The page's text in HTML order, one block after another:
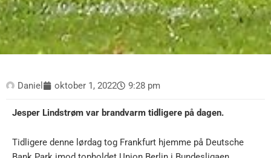
Daniel oktober 1, 2022 9:28 pm
Jesper Lindstrøm var brandvarm tidligere på dagen.
Tidligere denne lørdag tog Frankfurt hjemme på Deutsche